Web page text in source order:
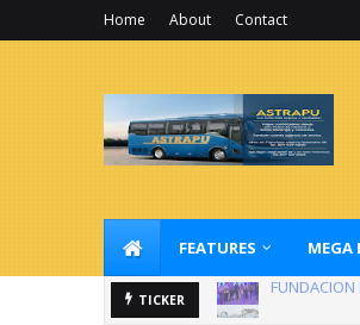
Home About Contact
FEATURES MEGA
TICKER